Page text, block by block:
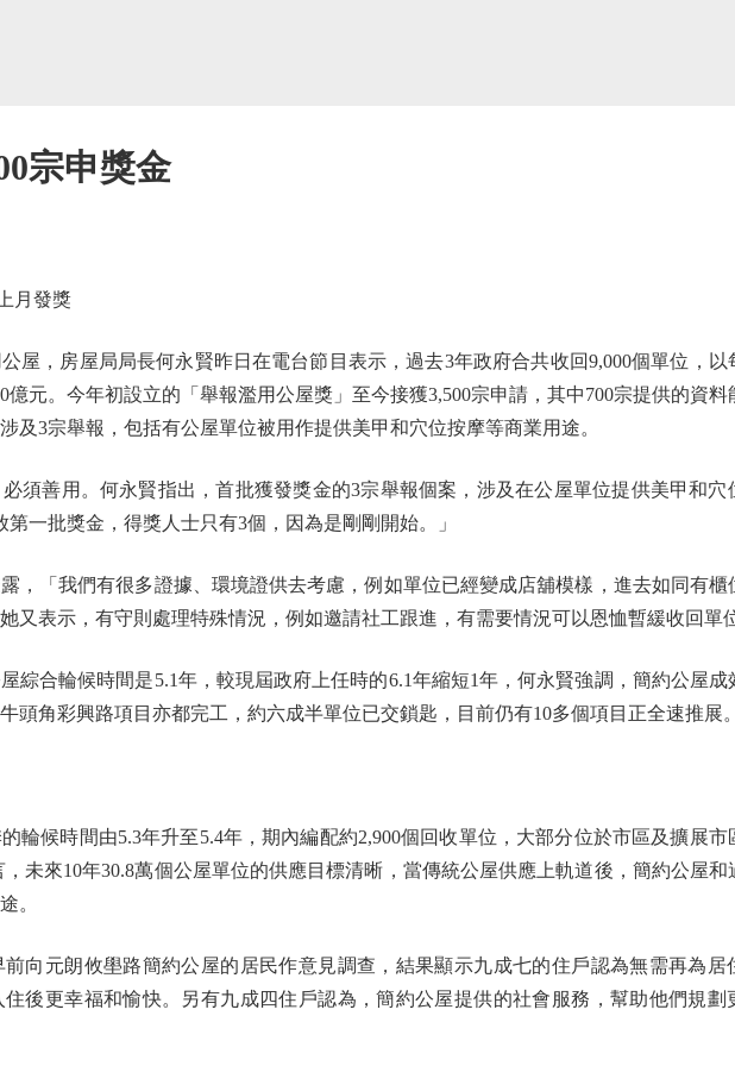
宗申獎金
月發獎
，房屋局局長何永賢昨日在電台節目表示，過去3年政府合共收回9,000個單位，以
億元。今年初設立的「舉報濫用公屋獎」至今接獲3,500宗申請，其中700宗提供的資料
及3宗舉報，包括有公屋單位被用作提供美甲和穴位按摩等商業用途。
善用。何永賢指出，首批獲發獎金的3宗舉報個案，涉及在公屋單位提供美甲和穴
一批獎金，得獎人士只有3個，因為是剛剛開始。」
「我們有很多證據、環境證供去考慮，例如單位已經變成店舖模樣，進去如同有櫃
又表示，有守則處理特殊情況，例如邀請社工跟進，有需要情況可以恩恤暫緩收回單
合輪候時間是5.1年，較現屆政府上任時的6.1年縮短1年，何永賢強調，簡約公屋成
頭角彩興路項目亦都完工，約六成半單位已交鎖匙，目前仍有10多個項目正全速推展。
候時間由5.3年升至5.4年，期內編配約2,900個回收單位，大部分位於市區及擴展市
未來10年30.8萬個公屋單位的供應目標清晰，當傳統公屋供應上軌道後，簡約公屋和
。
元朗攸壆路簡約公屋的居民作意見調查，結果顯示九成七的住戶認為無需再為居
後更幸福和愉快。另有九成四住戶認為，簡約公屋提供的社會服務，幫助他們規劃